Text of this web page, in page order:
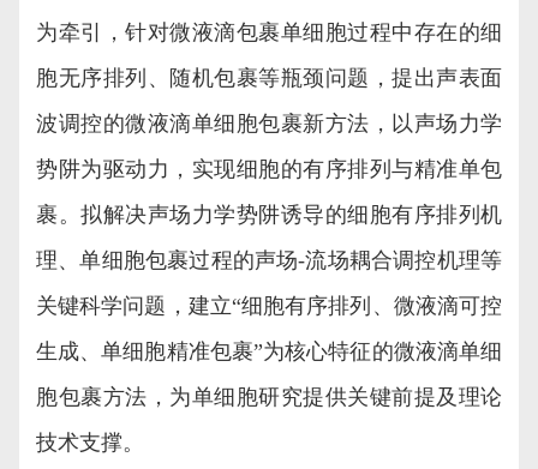
为牵引，针对微液滴包裹单细胞过程中存在的细
胞无序排列、随机包裹等瓶颈问题，提出声表面
波调控的微液滴单细胞包裹新方法，以声场力学
势阱为驱动力，实现细胞的有序排列与精准单包
裹。拟解决声场力学势阱诱导的细胞有序排列机
理、单细胞包裹过程的声场-流场耦合调控机理等
关键科学问题，建立“细胞有序排列、微液滴可控
生成、单细胞精准包裹”为核心特征的微液滴单细
胞包裹方法，为单细胞研究提供关键前提及理论
技术支撑。